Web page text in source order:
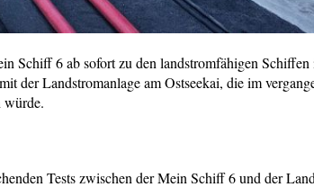
Schiff 6 ab sofort zu den landstromfähigen
Landstromanlage am Ostseekai, die im
würde.
Tests zwischen der Mein Schiff 6 und der